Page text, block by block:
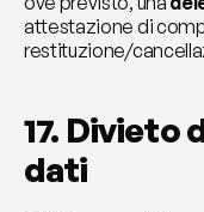
attestazione di
restituzione/
17. Divieto
dati